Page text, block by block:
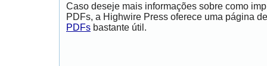
Caso deseje mais informações sobre como
PDFs, a Highwire Press oferece uma página
PDFs bastante útil.